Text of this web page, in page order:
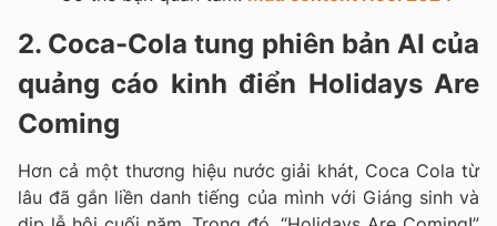
2. Coca-Cola tung phiên bản AI của
quảng cáo kinh điển Holidays Are
Coming
Hơn cả một thương hiệu nước giải khát, Coca Cola từ
lâu đã gắn liền danh tiếng của mình với Giáng sinh và